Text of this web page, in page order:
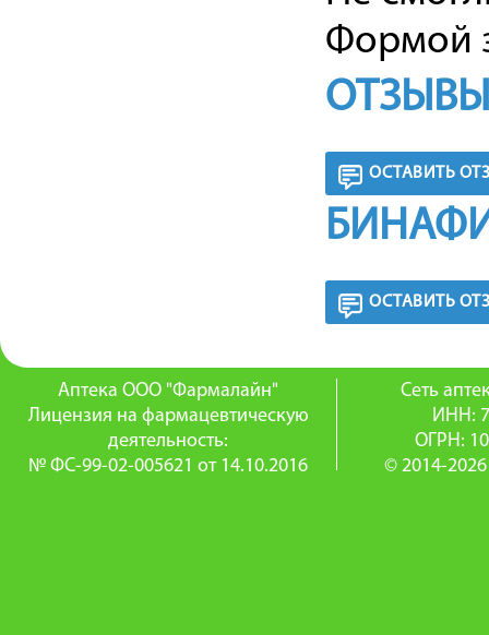
Формой
ОСТАВИТЬ
ОСТАВИТЬ
Аптека ООО "Фармалайн"
Лицензия на фармацевтическую
деятельность:
№ ФС-99-02-005621 от 14.10.2016
Сеть
ИНН:
ОГРН:
© 2014-